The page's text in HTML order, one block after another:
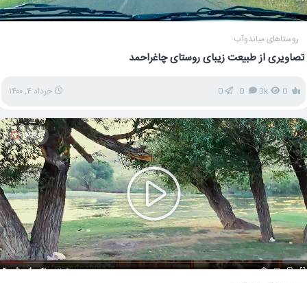
روستاهای میاندوآب
تصاویری از طبیعت زیبای روستای چاغراحمد
3k
0 خرداد ۴, ۱۴۰۰
ویدیو